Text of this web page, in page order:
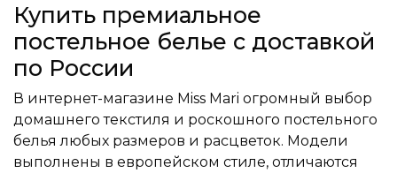
Купить премиальное
постельное белье с доставкой
по России
В интернет-магазине Miss Mari огромный выбор
домашнего текстиля и роскошного постельного
белья любых размеров и расцветок. Модели
выполнены в европейском стиле, отличаются